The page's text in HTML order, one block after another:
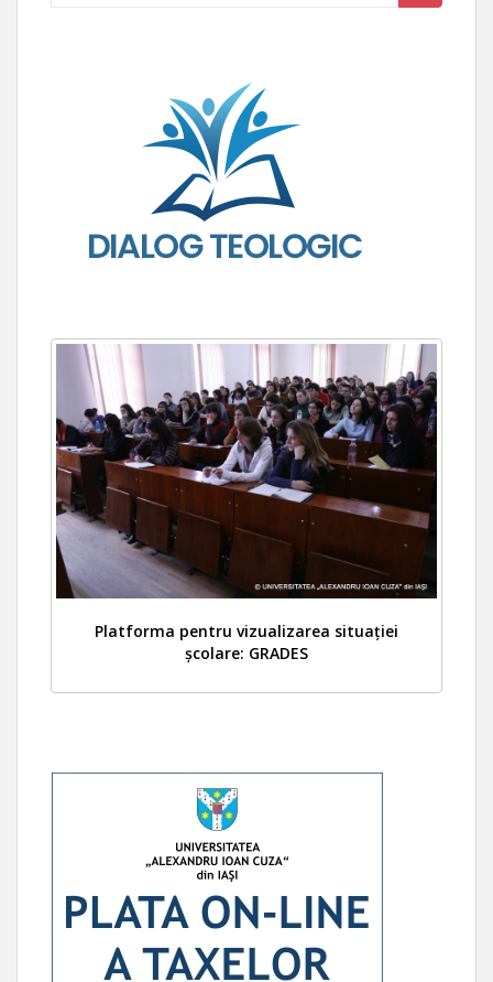
Platforma pentru vizualizarea situației
școlare: GRADES